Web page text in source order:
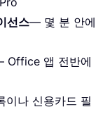
선스— 몇 분 안에
Office 앱 전반에
나 신용카드 필